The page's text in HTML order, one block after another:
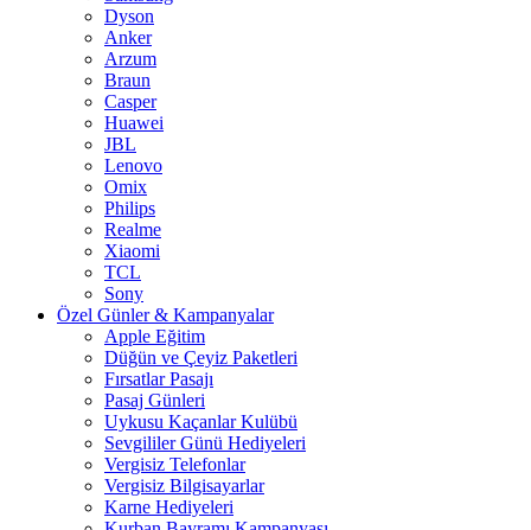
Dyson
Anker
Arzum
Braun
Casper
Huawei
JBL
Lenovo
Omix
Philips
Realme
Xiaomi
TCL
Sony
Özel Günler & Kampanyalar
Apple Eğitim
Düğün ve Çeyiz Paketleri
Fırsatlar Pasajı
Pasaj Günleri
Uykusu Kaçanlar Kulübü
Sevgililer Günü Hediyeleri
Vergisiz Telefonlar
Vergisiz Bilgisayarlar
Karne Hediyeleri